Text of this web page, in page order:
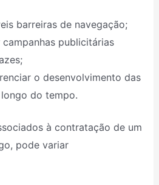
barreiras de navegação;
publicitárias
o desenvolvimento das
do tempo.
à contratação de um
pode variar